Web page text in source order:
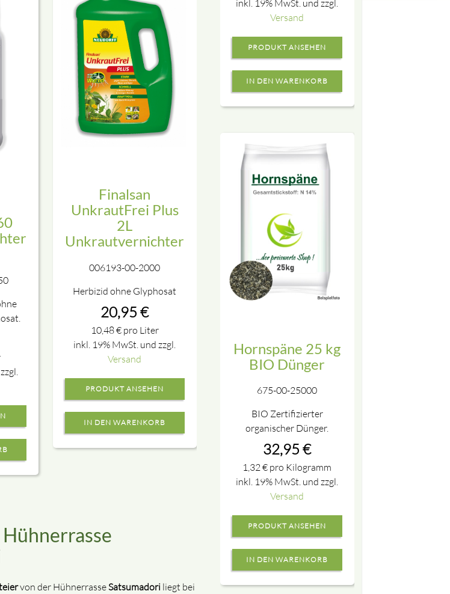
Finalsan
UnkrautFrei Plus
2L
Unkrautvernichter
006193-00-2000
Herbizid ohne Glyphosat
20,95€
10,48€pro Liter
inkl. 19% MwSt. und zzgl.
Versand
PRODUKT ANSEHEN
von der HühnerrasseSatsumadoriliegt bei
inkl. 19% MwSt. und zzgl.
Versand
PRODUKT ANSEHEN
Hornspäne 25 kg
BIO Dünger
675-00-25000
BIO Zertifizierter
organischer Dünger.
32,95€
1,32€ pro Kilogramm
inkl. 19% MwSt. und zzgl.
Versand
PRODUKT ANSEHEN